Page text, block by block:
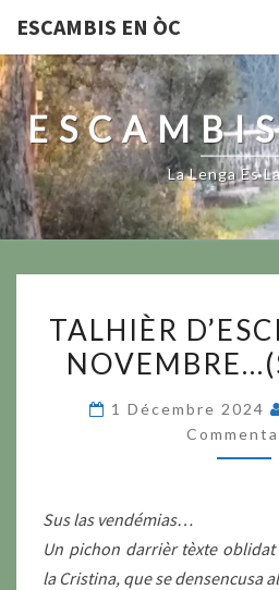
ESCAMBIS EN ÒC
La Lenga Es
DE
TALHIÈR
1 Décembre 2024
Sus las vendémias…
Un pichon darrièr tèxte
la Cristina, que se densencusa